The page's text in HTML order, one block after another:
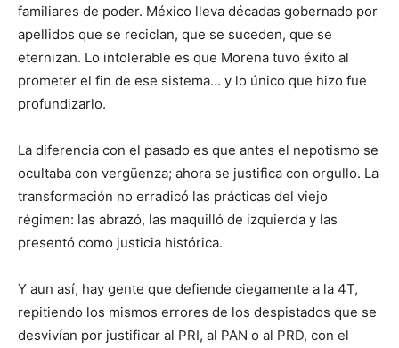
familiares de poder. México lleva décadas gobernado por
apellidos que se reciclan, que se suceden, que se
eternizan. Lo intolerable es que Morena tuvo éxito al
prometer el fin de ese sistema… y lo único que hizo fue
profundizarlo.
La diferencia con el pasado es que antes el nepotismo se
ocultaba con vergüenza; ahora se justifica con orgullo. La
transformación no erradicó las prácticas del viejo
régimen: las abrazó, las maquilló de izquierda y las
presentó como justicia histórica.
Y aun así, hay gente que defiende ciegamente a la 4T,
repitiendo los mismos errores de los despistados que se
desvivían por justificar al PRI, al PAN o al PRD, con el